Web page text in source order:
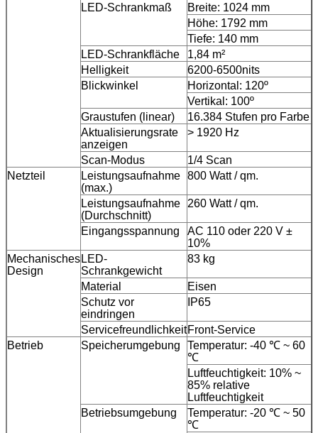
LED-Schrankmaß
Breite: 1024 mm
Höhe: 1792 mm
Tiefe: 140 mm
LED-Schrankfläche
1,84 m²
Helligkeit
6200-6500nits
Blickwinkel
Horizontal: 120º
Vertikal: 100º
Graustufen (linear)
16.384 Stufen pro Farbe
Aktualisierungsrate
anzeigen
> 1920 Hz
Scan-Modus
1/4 Scan
Netzteil
Leistungsaufnahme
(max.)
800 Watt / qm.
Leistungsaufnahme
(Durchschnitt)
260 Watt / qm.
Eingangsspannung
AC 110 oder 220 V ±
10%
Mechanisches
Design
LED-
Schrankgewicht
83 kg
Material
Eisen
Schutz vor
eindringen
IP65
ServicefreundlichkeitFront-Service
Betrieb
Speicherumgebung
Temperatur: -40 ℃ ~ 60
℃
Luftfeuchtigkeit: 10% ~
85% relative
Luftfeuchtigkeit
Betriebsumgebung
Temperatur: -20 ℃ ~ 50
℃